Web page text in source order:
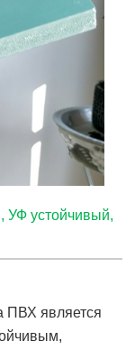
УФ устойчивый,
ПВХ является